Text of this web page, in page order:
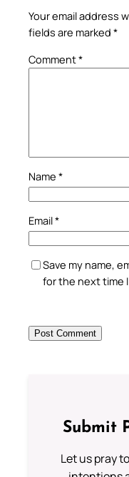
Your email address
fields are marked *
Comment*
Name *
Email*
Save my name,
for the next time
Submit
Let us pray